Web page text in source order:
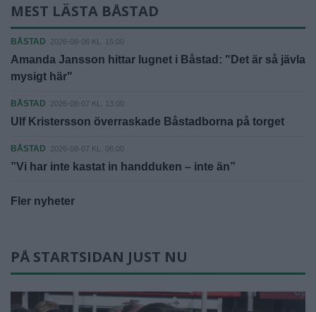
MEST LÄSTA BÅSTAD
BÅSTAD 2026-08-06 KL. 15:00
Amanda Jansson hittar lugnet i Båstad: "Det är så jävla
mysigt här"
BÅSTAD 2026-08-07 KL. 13:00
Ulf Kristersson överraskade Båstadborna på torget
BÅSTAD 2026-08-07 KL. 06:00
”Vi har inte kastat in handduken – inte än”
Fler nyheter
PÅ STARTSIDAN JUST NU